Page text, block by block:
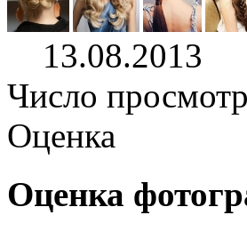
13.08.2013
Число
Оценка
Оценка